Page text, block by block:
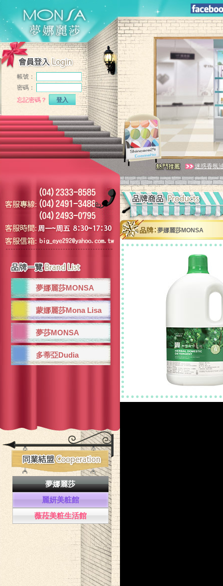
帳號：
密碼：
忘記密碼？
登入
迷惑香氛
夢娜麗莎MONSA
蒙娜麗莎Mona Lisa
夢莎MONSA
多蒂亞Dudia
夢娜麗莎MONSA
夢娜麗莎
麗妍美粧館
薇菈美粧生活館